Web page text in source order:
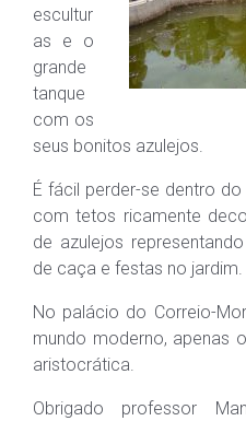
escultur
as e o
grande
tanque
com os
seus bonitos azulejos.
É fácil perder-se dentro
com tetos ricamente
de azulejos
de caça e festas no jardim.
No palácio do Correio-
mundo moderno, apenas
aristocrática.
Obrigado professor